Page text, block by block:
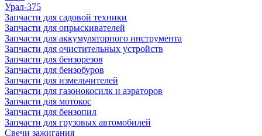
Урал-375
Запчасти для садовой техники
Запчасти для опрыскивателей
Запчасти для аккумуляторного инструмента
Запчасти для очистительных устройств
Запчасти для бензорезов
Запчасти для бензобуров
Запчасти для измельчителей
Запчасти для газонокосилк и аэраторов
Запчасти для мотокос
Запчасти для бензопил
Запчасти для грузовых автомобилей
Свечи зажигания